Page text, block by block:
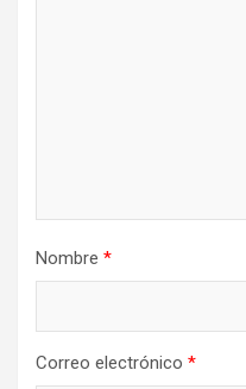
Nombre *
Correo electrónico *